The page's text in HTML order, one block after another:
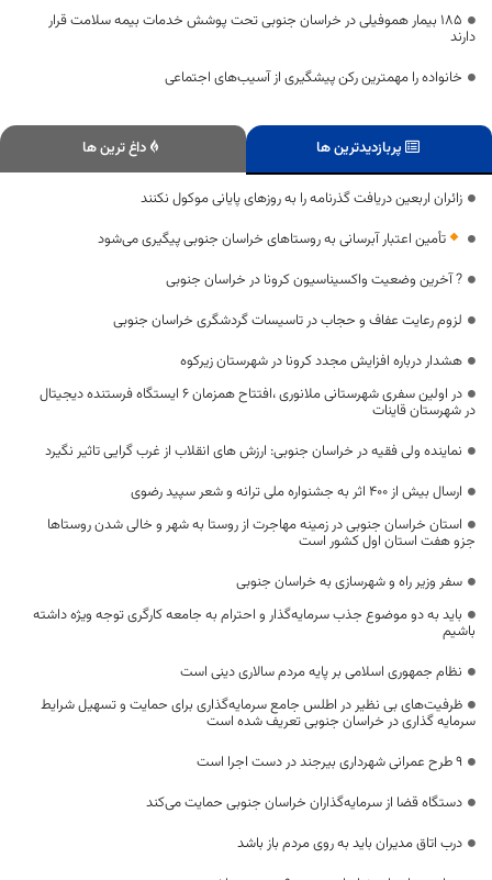
۱۸۵ بیمار هموفیلی در خراسان جنوبی تحت پوشش خدمات بیمه سلامت قرار
دارند
خانواده را مهمترین رکن پیشگیری از آسیب‌های اجتماعی
پربازدیدترین ها داغ ترین ها
زائران اربعین دریافت گذرنامه را به روزهای پایانی موکول نکنند
تأمین اعتبار آبرسانی به روستاهای خراسان جنوبی پیگیری می‌شود
? آخرین وضعیت واکسیناسیون کرونا در خراسان جنوبی
لزوم رعایت عفاف و حجاب در تاسیسات گردشگری خراسان جنوبی
هشدار درباره افزایش مجدد کرونا در شهرستان زیرکوه
در اولین سفری شهرستانی ملانوری ،افتتاح همزمان ۶ ایستگاه فرستنده دیجیتال
در شهرستان قاینات
نماینده ولی فقیه در خراسان جنوبی: ارزش های انقلاب از غرب گرایی تاثیر نگیرد
ارسال بیش از ۴۰۰ اثر به جشنواره ملی ترانه و شعر سپید رضوی
استان خراسان جنوبی در زمینه مهاجرت از روستا به شهر و خالی شدن روستاها
جزو هفت استان اول کشور است
سفر وزیر راه و شهرسازی به خراسان جنوبی
باید به دو موضوع جذب سرمایه‌گذار و احترام به جامعه کارگری توجه ویژه داشته
باشیم
نظام جمهوری اسلامی بر پایه مردم سالاری دینی است
ظرفیت‌های بی نظیر در اطلس جامع سرمایه‌گذاری برای حمایت و تسهیل شرایط
سرمایه گذاری‌ در خراسان جنوبی تعریف شده است
9 طرح عمرانی شهرداری بیرجند در دست اجرا است
دستگاه قضا از سرمایه‌گذاران خراسان جنوبی حمایت می‌کند
درب اتاق مدیران باید به روی مردم باز باشد